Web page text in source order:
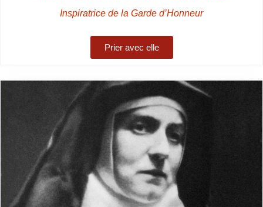
Inspiratrice de la Garde d’Honneur
Prier avec elle